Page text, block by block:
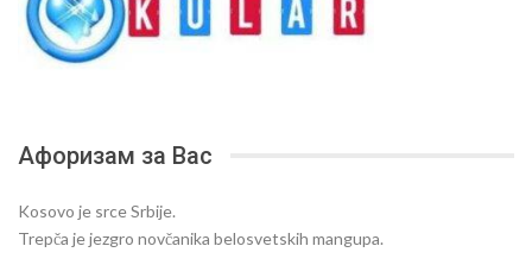
Афоризам за Вас
Kosovo je srce Srbije.
Trepča je jezgro novčanika belosvetskih mangupa.